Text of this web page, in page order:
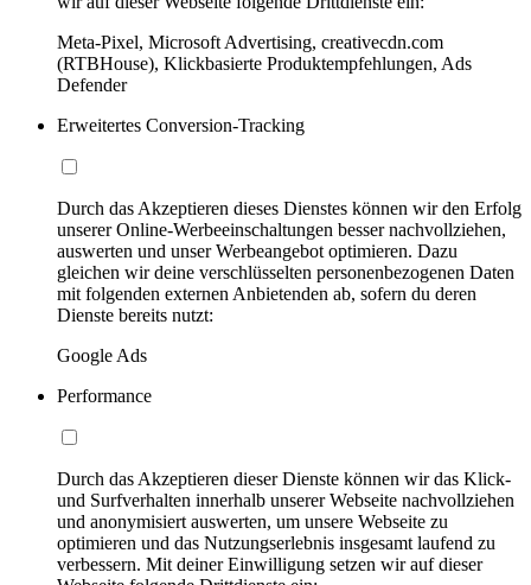
Meta-Pixel, Microsoft Advertising, creativecdn.com
(RTBHouse), Klickbasierte Produktempfehlungen, Ads
Defender
Erweitertes Conversion-Tracking
Durch das Akzeptieren dieses Dienstes können wir den Erfolg
unserer Online-Werbeeinschaltungen besser nachvollziehen,
auswerten und unser Werbeangebot optimieren. Dazu
gleichen wir deine verschlüsselten personenbezogenen Daten
mit folgenden externen Anbietenden ab, sofern du deren
Dienste bereits nutzt:
Google Ads
Performance
Durch das Akzeptieren dieser Dienste können wir das Klick-
und Surfverhalten innerhalb unserer Webseite nachvollziehen
und anonymisiert auswerten, um unsere Webseite zu
optimieren und das Nutzungserlebnis insgesamt laufend zu
verbessern. Mit deiner Einwilligung setzen wir auf dieser